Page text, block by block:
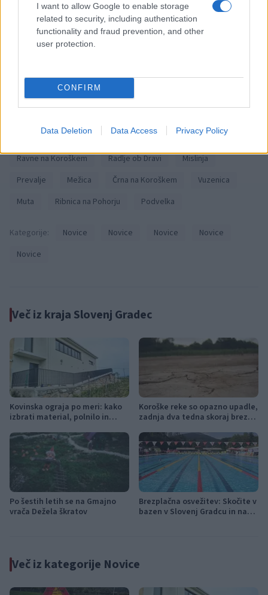
I want to allow Google to enable storage
related to security, including authentication
functionality and fraud prevention, and other
user protection.
CONFIRM
Data Deletion Data Access Privacy Policy
posameznik kazensko odgovoren za javno spodbujanje
sovraštva, nasilja ali nestrpnosti. Komentarji z žaljivimi,
rasističnimi, diskriminatornimi ali nezakonitimi vsebinami bodo
odstranjeni. Pravila komentiranja →
Failed to fetch
Slovenj Gradec
Dravograd
Ravne na Koroškem
Radlje ob Dravi
Mislinja
Prevalje
Mežica Črna na Koroškem
Vuzenica
Muta
Ribnica na Pohorju Podvelka
Kategorije: Novice Novice Novice
Novice
Novice
Več iz kraja Slovenj Gradec
Kovinska ograja po meri: kako
izbrati material, polnilo in
Koroške reke so opazno upadle,
zadnja dva tedna skoraj brez
Po šestih letih se na Gmajno
vrača Dežela škratov
Brezplačna osvežitev: Skočite v
bazen v Slovenj Gradcu in na
Več iz kategorije Novice